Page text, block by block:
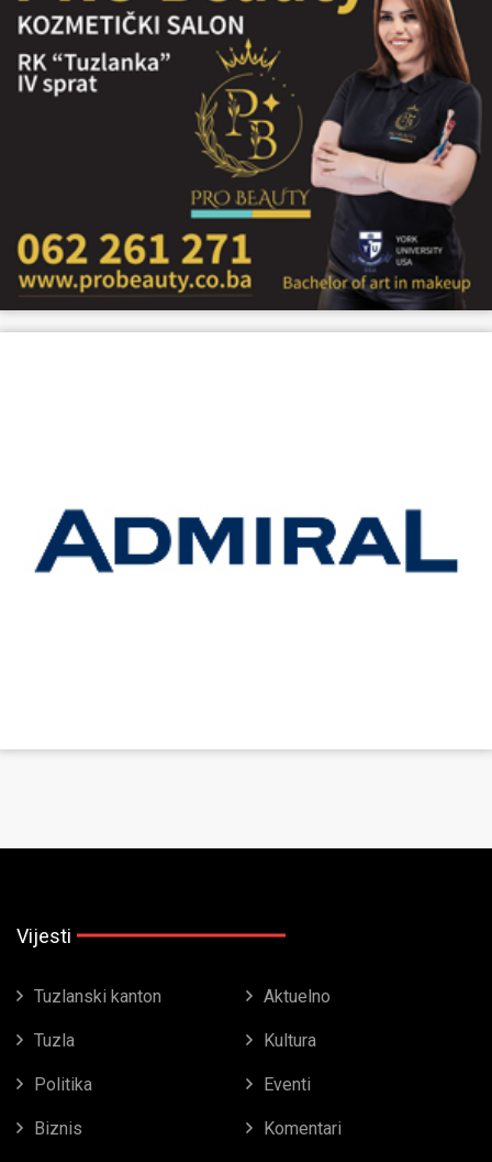
Vijesti
Tuzlanski kanton Aktuelno
Tuzla Kultura
Politika Eventi
Biznis Komentari